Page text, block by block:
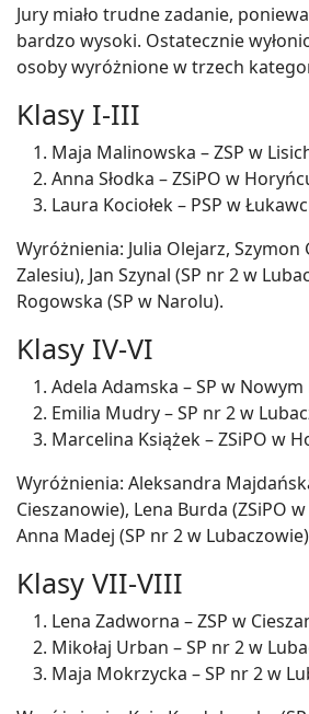
Jury miało trudne zadanie,
bardzo wysoki. Ostatecznie
osoby wyróżnione w trzech
Klasy I-III
Maja Malinowska – ZSP w
Anna Słodka – ZSiPO w
Laura Kociołek – PSP w
Wyróżnienia: Julia Olejarz, Szymon
Zalesiu), Jan Szynal (SP nr 2 w
Rogowska (SP w Narolu).
Klasy IV-VI
Adela Adamska – SP w
Emilia Mudry – SP nr 2 w
Marcelina Książek – ZSiPO w
Wyróżnienia: Aleksandra
Cieszanowie), Lena Burda (ZSiPO
Anna Madej (SP nr 2 w
Klasy VII-VIII
Lena Zadworna – ZSP w
Mikołaj Urban – SP nr 2 w
Maja Mokrzycka – SP nr 2 w